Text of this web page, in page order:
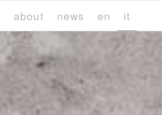
about news en it